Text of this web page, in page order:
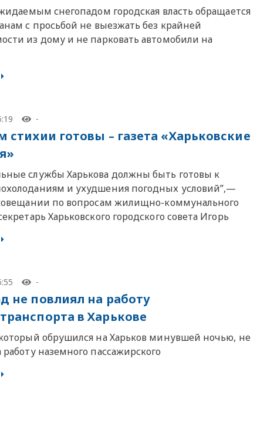
снегопадом городская власть обращается
с просьбой не выезжать без крайней
из дому и не парковать автомобили на
-
стихии готовы – газета «Харьковские
службы Харькова должны быть готовы к
и ухудшения погодных условий”,—
по вопросам жилищно-коммунального
Харьковского городского совета Игорь
-
не повлиял на работу
в Харькове
обрушился на Харьков минувшей ночью, не
наземного пассажирского